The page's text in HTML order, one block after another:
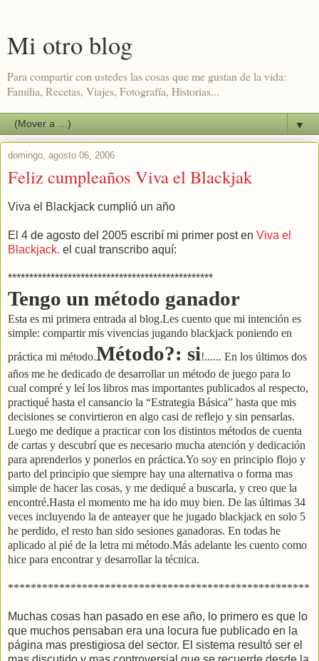
Mi otro blog
Para compartir con ustedes las cosas que me gustan de la vida:
Familia, Recetas, Viajes, Fotografía, Historias...
▼
domingo, agosto 06, 2006
Feliz cumpleaños Viva el Blackjak
Viva el Blackjack cumplió un año
El 4 de agosto del 2005 escribí mi primer post en Viva el
Blackjack. el cual transcribo aquí:
************************************************
Tengo un método ganador
Esta es mi primera entrada al blog.Les cuento que mi intención es
simple: compartir mis vivencias jugando blackjack poniendo en
práctica mi método.Método?: si!...... En los últimos dos
años me he dedicado de desarrollar un método de juego para lo
cual compré y leí los libros mas importantes publicados al respecto,
practiqué hasta el cansancio la “Estrategia Básica” hasta que mis
decisiones se convirtieron en algo casi de reflejo y sin pensarlas.
Luego me dedique a practicar con los distintos métodos de cuenta
de cartas y descubrí que es necesario mucha atención y dedicación
para aprenderlos y ponerlos en práctica.Yo soy en principio flojo y
parto del principio que siempre hay una alternativa o forma mas
simple de hacer las cosas, y me dediqué a buscarla, y creo que la
encontré.Hasta el momento me ha ido muy bien. De las últimas 34
veces incluyendo la de anteayer que he jugado blackjack en solo 5
he perdido, el resto han sido sesiones ganadoras. En todas he
aplicado al pié de la letra mi método.Más adelante les cuento como
hice para encontrar y desarrollar la técnica.
*****************************************************
Muchas cosas han pasado en ese año, lo primero es que lo
que muchos pensaban era una locura fue publicado en la
página mas prestigiosa del sector. El sistema resultó ser el